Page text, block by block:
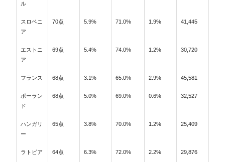
ル
スロベニ
ア
70点 5.9% 71.0% 1.9% 41,445
エストニ
ア
69点 5.4% 74.0% 1.2% 30,720
フランス 68点 3.1% 65.0% 2.9% 45,581
ポーラン
ド
68点 5.0% 69.0% 0.6% 32,527
ハンガリ
ー
65点 3.8% 70.0% 1.2% 25,409
ラトビア 64点 6.3% 72.0% 2.2% 29,876